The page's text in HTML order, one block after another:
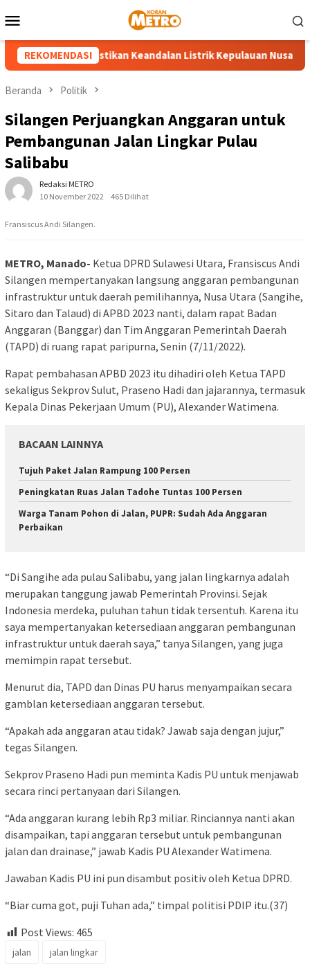
ke
Mobile
REKOMENDASI
Tahuna Pastikan Keandalan Listrik Kepulauan Nusa Utara
Beranda Politik
Silangen Perjuangkan Anggaran untuk
Pembangunan Jalan Lingkar Pulau
Salibabu
Redaksi METRO
10 November 2022
465 Dilihat
Fransiscus Andi Silangen.
METRO, Manado- Ketua DPRD Sulawesi Utara, Fransiscus Andi
Silangen mempertanyakan langsung anggaran pembangunan
infrastruktur untuk daerah pemilihannya, Nusa Utara (Sangihe,
Sitaro dan Talaud) di APBD 2023 nanti, dalam rapat Badan
Anggaran (Banggar) dan Tim Anggaran Pemerintah Daerah
(TAPD) di ruang rapat paripurna, Senin (7/11/2022).
Rapat pembahasan APBD 2023 itu dihadiri oleh Ketua TAPD
sekaligus Sekprov Sulut, Praseno Hadi dan jajarannya, termasuk
Kepala Dinas Pekerjaan Umum (PU), Alexander Watimena.
BACAAN LAINNYA
Tujuh Paket Jalan Rampung 100 Persen
Peningkatan Ruas Jalan Tadohe Tuntas 100 Persen
Warga Tanam Pohon di Jalan, PUPR: Sudah Ada Anggaran
Perbaikan
“Di Sangihe ada pulau Salibabu, yang jalan lingkarnya adalah
merupakan tanggung jawab Pemerintah Provinsi. Sejak
Indonesia merdeka, puluhan tahun tidak tersentuh. Karena itu
saya mempertanyakan ketersediaan anggaran pembangunan
infrastruktur untuk daerah saya,” tanya Silangen, yang juga
memimpin rapat tersebut.
Menurut dia, TAPD dan Dinas PU harus menyampaikan secara
gamblan ketersediaan anggaran tersebut.
“Apakah ada anggaran atau tidak? Jawab saja dengan jujur,”
tegas Silangen.
Sekprov Praseno Hadi pun meminta Kadis PU untuk menjawab
secara rinci pertanyaan dari Silangen.
“Ada anggaran kurang lebih Rp3 miliar. Rinciannya nanti akan
disampaikan, tapi anggaran tersebut untuk pembangunan
jalan dan drainase,” jawab Kadis PU Alexander Watimena.
Jawaban Kadis PU ini pun disambut positiv oleh Ketua DPRD.
“Biar cuma got, puji Tuhan ada,” timpal politisi PDIP itu.(37)
Post Views: 465
jalan jalan lingkar